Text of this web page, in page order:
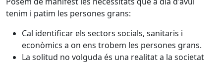
tenim i patim les persones grans:
Cal identificar els sectors socials, sanitaris i
econòmics a on ens trobem les persones grans.
La solitud no volguda és una realitat a la societat